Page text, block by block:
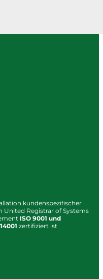
kundenspezifischer
United Registrar of Systems
ISO 9001 und
zertifiziert ist